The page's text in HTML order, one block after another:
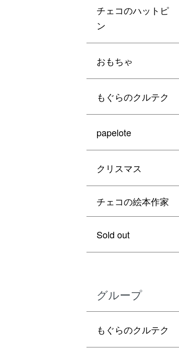
チェコのハットピ
ン
おもちゃ
もぐらのクルテク
papelote
クリスマス
チェコの絵本作家
Sold out
グループ
もぐらのクルテク